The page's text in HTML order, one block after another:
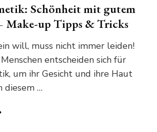
Schönheit mit gutem
Make-up Tipps & Tricks
will, muss nicht immer leiden!
entscheiden sich für
um ihr Gesicht und ihre Haut
diesem …